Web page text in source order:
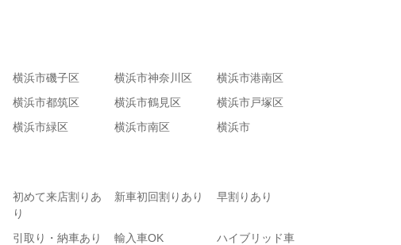
横浜市磯子区 横浜市神奈川区
横浜市港南区
横浜市都筑区 横浜市鶴見区
横浜市戸塚区
横浜市緑区 横浜市南区 横浜市
初めて来店割りあ
り
新車初回割りあり 早割りあり
引取り・納車あり 輸入車OK
ハイブリッド車